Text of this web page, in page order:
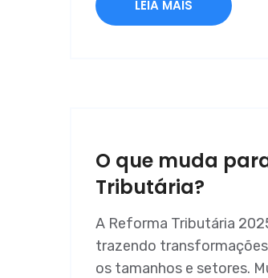
LEIA MAIS
O que muda
Tributária?
A Reforma Tributária
trazendo
os tamanhos e setores.